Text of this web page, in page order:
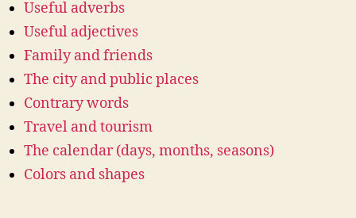
Useful adverbs
Useful adjectives
Family and friends
The city and public places
Contrary words
Travel and tourism
The calendar (days, months, seasons)
Colors and shapes